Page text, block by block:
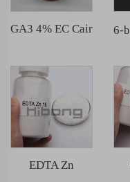
GA3 4% EC Cair
EDTA Zn